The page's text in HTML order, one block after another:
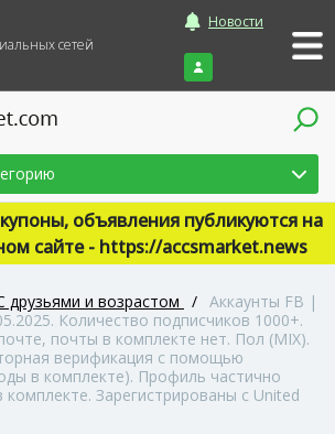
сетей
Новости
Войти
объявления публикуются на
сайте - https://accsmarket.news
друзьями и возрастом / Аккаунты FB |
Количество подписчиков 1000+.
почты в комплекте нет. Пол (MIX).
верификация с помощью
в комплекте). Профиль частично
комплекте. Зарегистрированы с United